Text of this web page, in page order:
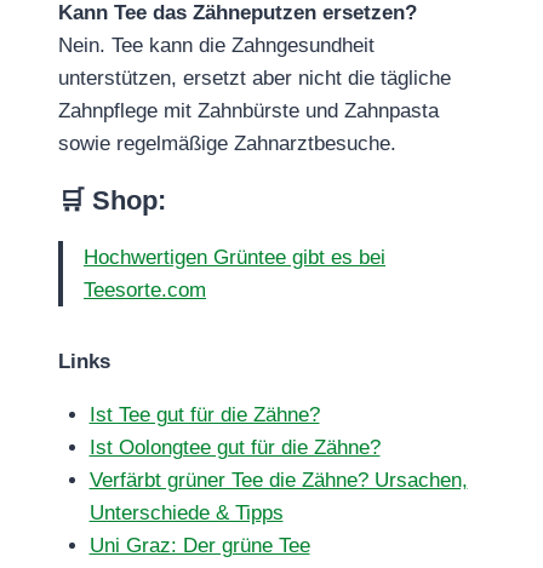
Kann Tee das Zähneputzen ersetzen?
Nein. Tee kann die Zahngesundheit
unterstützen, ersetzt aber nicht die tägliche
Zahnpflege mit Zahnbürste und Zahnpasta
sowie regelmäßige Zahnarztbesuche.
🛒 Shop:
Hochwertigen Grüntee gibt es bei
Teesorte.com
Links
Ist Tee gut für die Zähne?
Ist Oolongtee gut für die Zähne?
Verfärbt grüner Tee die Zähne? Ursachen,
Unterschiede & Tipps
Uni Graz: Der grüne Tee